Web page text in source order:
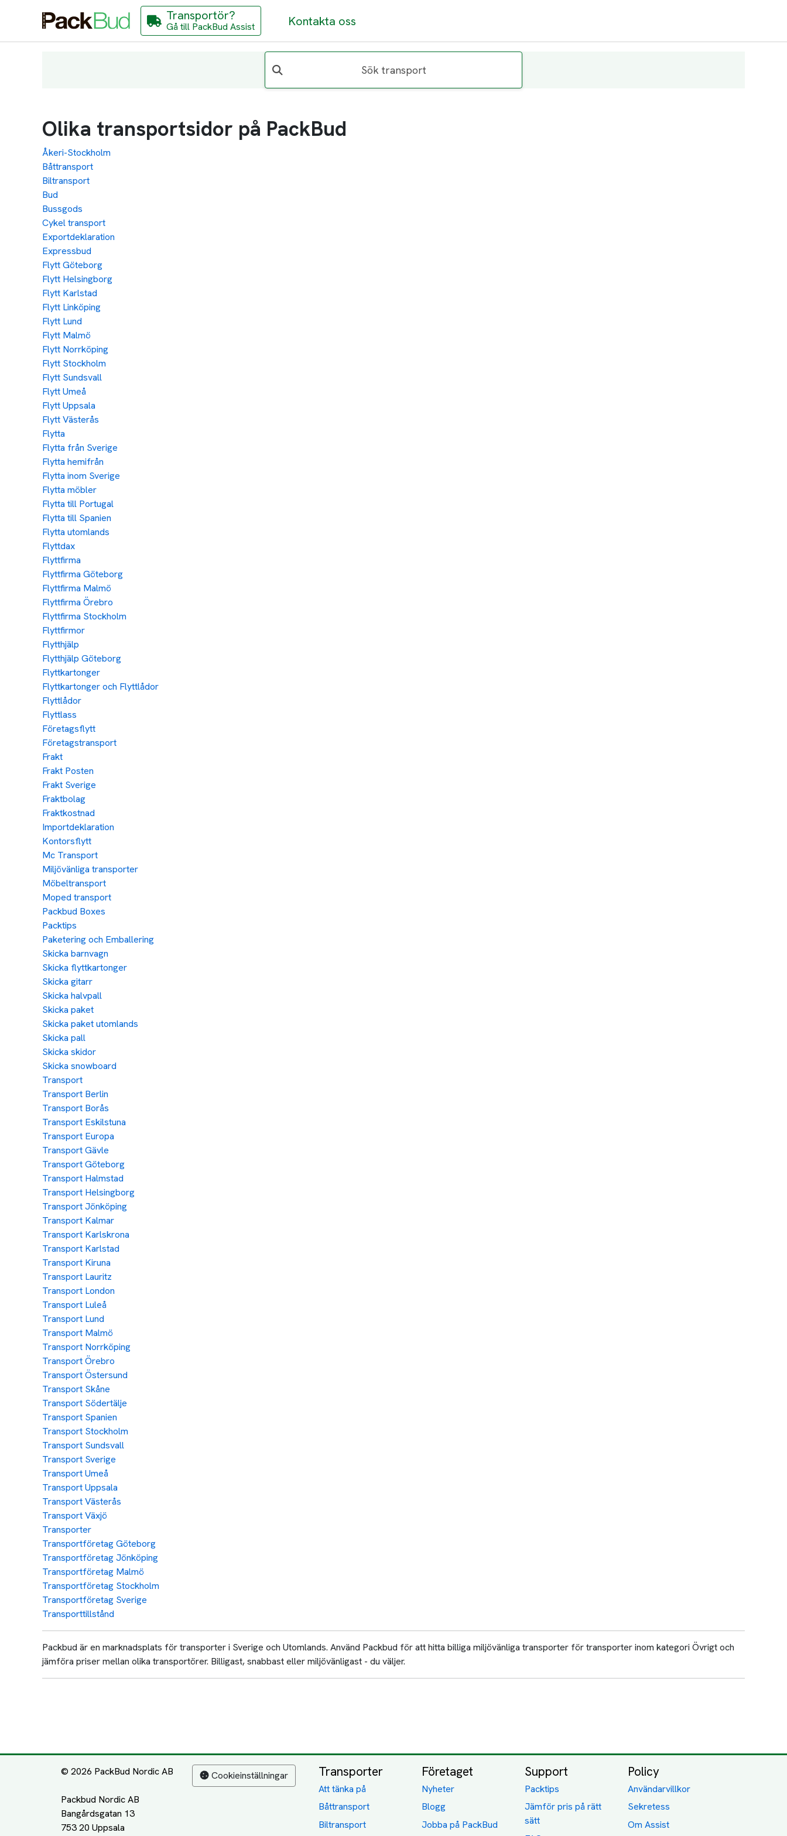
Transportör?
Gå till PackBud Assist Kontakta oss
Sök transport
Olika transportsidor på PackBud
Åkeri-Stockholm
Båttransport
Biltransport
Bud
Bussgods
Cykel transport
Exportdeklaration
Expressbud
Flytt Göteborg
Flytt Helsingborg
Flytt Karlstad
Flytt Linköping
Flytt Lund
Flytt Malmö
Flytt Norrköping
Flytt Stockholm
Flytt Sundsvall
Flytt Umeå
Flytt Uppsala
Flytt Västerås
Flytta
Flytta från Sverige
Flytta hemifrån
Flytta inom Sverige
Flytta möbler
Flytta till Portugal
Flytta till Spanien
Flytta utomlands
Flyttdax
Flyttfirma
Flyttfirma Göteborg
Flyttfirma Malmö
Flyttfirma Örebro
Flyttfirma Stockholm
Flyttfirmor
Flytthjälp
Flytthjälp Göteborg
Flyttkartonger
Flyttkartonger och Flyttlådor
Flyttlådor
Flyttlass
Företagsflytt
Företagstransport
Frakt
Frakt Posten
Frakt Sverige
Fraktbolag
Fraktkostnad
Importdeklaration
Kontorsflytt
Mc Transport
Miljövänliga transporter
Möbeltransport
Moped transport
Packbud Boxes
Packtips
Paketering och Emballering
Skicka barnvagn
Skicka flyttkartonger
Skicka gitarr
Skicka halvpall
Skicka paket
Skicka paket utomlands
Skicka pall
Skicka skidor
Skicka snowboard
Transport
Transport Berlin
Transport Borås
Transport Eskilstuna
Transport Europa
Transport Gävle
Transport Göteborg
Transport Halmstad
Transport Helsingborg
Transport Jönköping
Transport Kalmar
Transport Karlskrona
Transport Karlstad
Transport Kiruna
Transport Lauritz
Transport London
Transport Luleå
Transport Lund
Transport Malmö
Transport Norrköping
Transport Örebro
Transport Östersund
Transport Skåne
Transport Södertälje
Transport Spanien
Transport Stockholm
Transport Sundsvall
Transport Sverige
Transport Umeå
Transport Uppsala
Transport Västerås
Transport Växjö
Transporter
Transportföretag Göteborg
Transportföretag Jönköping
Transportföretag Malmö
Transportföretag Stockholm
Transportföretag Sverige
Transporttillstånd
Packbud är en marknadsplats för transporter i Sverige och Utomlands. Använd Packbud för att hitta billiga miljövänliga transporter för transporter inom kategori Övrigt och
jämföra priser mellan olika transportörer. Billigast, snabbast eller miljövänligast - du väljer.
© 2026 PackBud Nordic AB
Packbud Nordic AB
Bangårdsgatan 13
753 20 Uppsala
Cookieinställningar Transporter
Att tänka på
Båttransport
Biltransport
Företaget
Nyheter
Blogg
Jobba på PackBud
Support
Packtips
Jämför pris på rätt
sätt
Policy
Användarvillkor
Sekretess
Om Assist